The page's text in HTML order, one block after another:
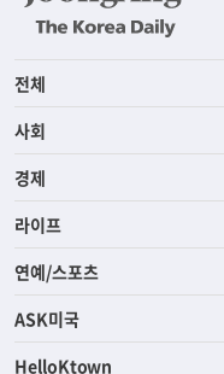
전체
사회
경제
라이프
연예/스포츠
ASK미국
HelloKtown